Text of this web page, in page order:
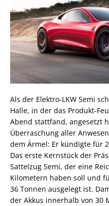
Als der Elektro-LKW Semi
Halle, in der das Produkt-
Abend stattfand, angesetzt
Überraschung aller
dem Ärmel: Er kündigte für
Das erste Kernstück der
Sattelzug Semi, der eine
Kilometern haben soll und
36 Tonnen ausgelegt ist.
der Akkus innerhalb von